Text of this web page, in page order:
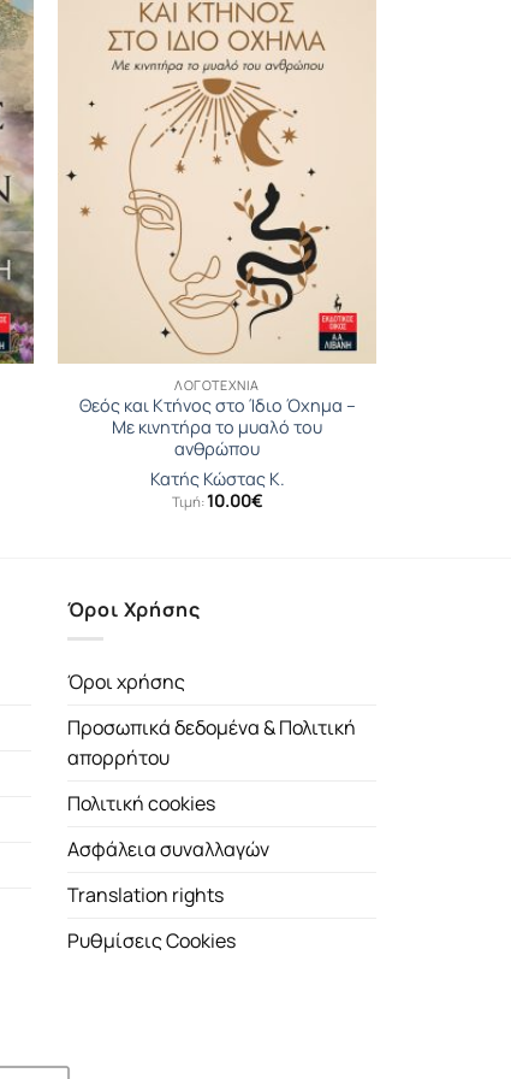
ΛΟΓΟΤΕΧΝΊΑ
Θεός και Κτήνος στο Ίδιο Όχηµα –
Με κινητήρα το μυαλό του
ανθρώπου
Κατής Κώστας Κ.
Τιμή:10.00€
Όροι Χρήσης
Όροι χρήσης
Προσωπικά δεδομένα & Πολιτική
απορρήτου
Πολιτική cookies
Ασφάλεια συναλλαγών
Translation rights
Ρυθμίσεις Cookies